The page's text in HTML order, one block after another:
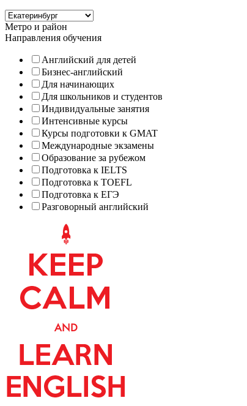
Метро и район
Направления обучения
Английский для детей
Бизнес-английский
Для начинающих
Для школьников и студентов
Индивидуальные занятия
Интенсивные курсы
Курсы подготовки к GMAT
Международные экзамены
Образование за рубежом
Подготовка к IELTS
Подготовка к TOEFL
Подготовка к ЕГЭ
Разговорный английский